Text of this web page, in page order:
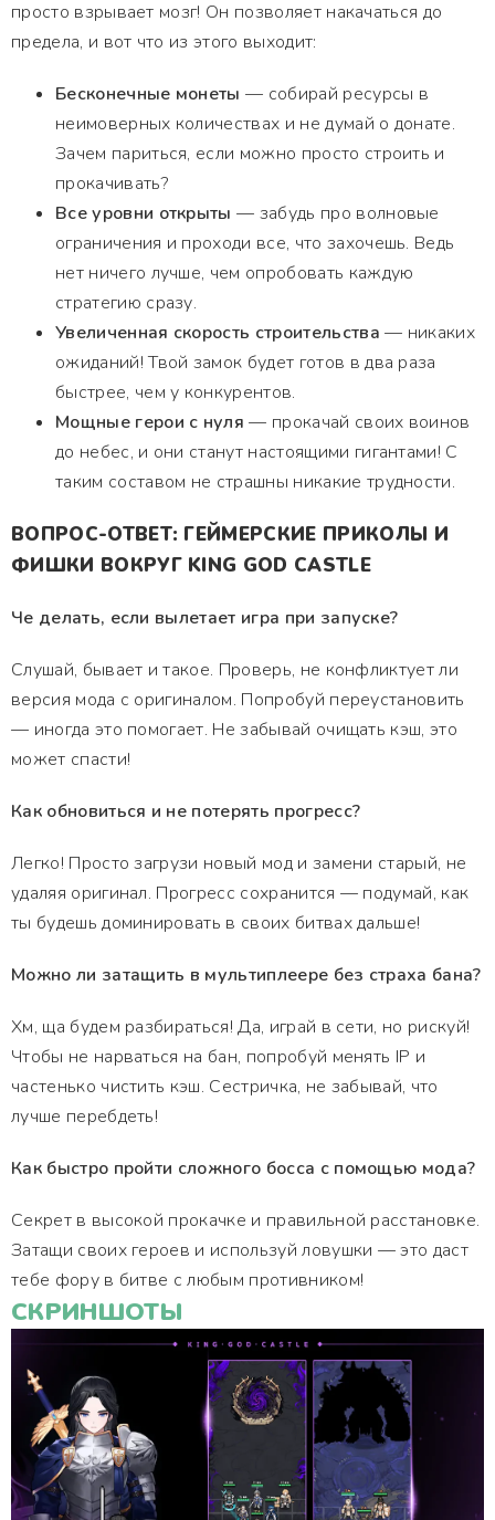
просто взрывает мозг! Он позволяет накачаться до
предела, и вот что из этого выходит:
Бесконечные монеты — собирай ресурсы в
неимоверных количествах и не думай о донате.
Зачем париться, если можно просто строить и
прокачивать?
Все уровни открыты — забудь про волновые
ограничения и проходи все, что захочешь. Ведь
нет ничего лучше, чем опробовать каждую
стратегию сразу.
Увеличенная скорость строительства — никаких
ожиданий! Твой замок будет готов в два раза
быстрее, чем у конкурентов.
Мощные герои с нуля — прокачай своих воинов
до небес, и они станут настоящими гигантами! С
таким составом не страшны никакие трудности.
ВОПРОС-ОТВЕТ: ГЕЙМЕРСКИЕ ПРИКОЛЫ И
ФИШКИ ВОКРУГ KING GOD CASTLE
Че делать, если вылетает игра при запуске?
Слушай, бывает и такое. Проверь, не конфликтует ли
версия мода с оригиналом. Попробуй переустановить
— иногда это помогает. Не забывай очищать кэш, это
может спасти!
Как обновиться и не потерять прогресс?
Легко! Просто загрузи новый мод и замени старый, не
удаляя оригинал. Прогресс сохранится — подумай, как
ты будешь доминировать в своих битвах дальше!
Можно ли затащить в мультиплеере без страха бана?
Хм, ща будем разбираться! Да, играй в сети, но рискуй!
Чтобы не нарваться на бан, попробуй менять IP и
частенько чистить кэш. Сестричка, не забывай, что
лучше перебдеть!
Как быстро пройти сложного босса с помощью мода?
Секрет в высокой прокачке и правильной расстановке.
Затащи своих героев и используй ловушки — это даст
тебе фору в битве с любым противником!
СКРИНШОТЫ